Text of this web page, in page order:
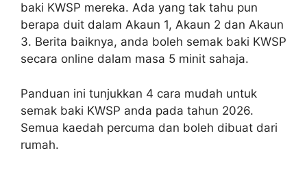
baki KWSP mereka. Ada yang tak tahu pun
berapa duit dalam Akaun 1, Akaun 2 dan Akaun
3. Berita baiknya, anda boleh semak baki KWSP
secara online dalam masa 5 minit sahaja.
Panduan ini tunjukkan 4 cara mudah untuk
semak baki KWSP anda pada tahun 2026.
Semua kaedah percuma dan boleh dibuat dari
rumah.